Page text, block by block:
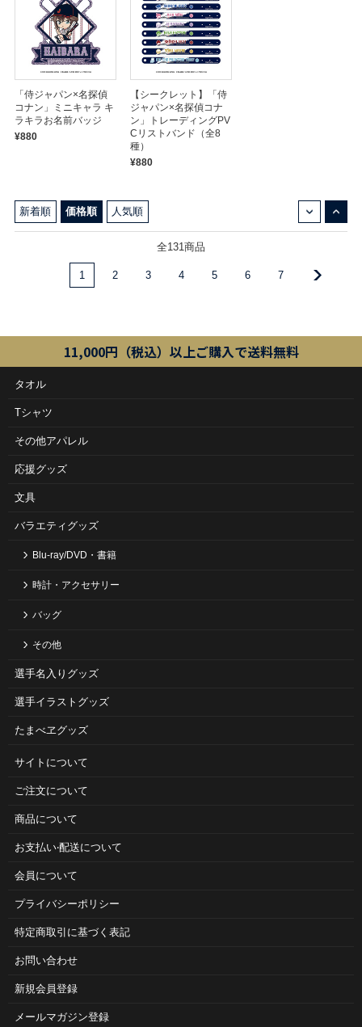
「侍ジャパン×名探偵
コナン」ミニキャラ キ
ラキラお名前バッジ
¥880
【シークレット】「侍
ジャパン×名探偵コナ
ン」トレーディングPV
Cリストバンド（全8
種）
¥880
新着順 価格順 人気順
全131商品
1 2 3 4 5 6 7
11,000円（税込）以上ご購入で送料無料
タオル
Tシャツ
その他アパレル
応援グッズ
文具
バラエティグッズ
Blu-ray/DVD・書籍
時計・アクセサリー
バッグ
その他
選手名入りグッズ
選手イラストグッズ
たまべヱグッズ
サイトについて
ご注⽂について
商品について
お⽀払い‧配送について
会員について
プライバシーポリシー
特定商取引に基づく表記
お問い合わせ
新規会員登録
メールマガジン登録